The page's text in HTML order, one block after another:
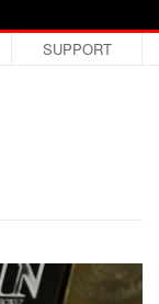
SUPPORT